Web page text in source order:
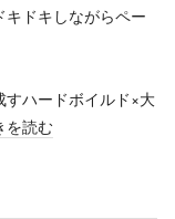
ドキしながらペー
すハードボイルド×大
を読む